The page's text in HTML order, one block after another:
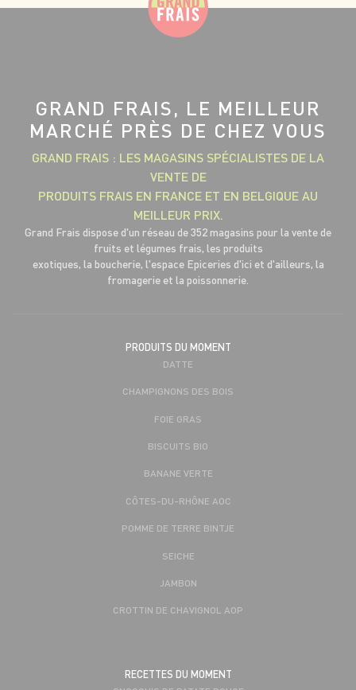
GRAND FRAIS, LE MEILLEUR
MARCHÉ PRÈS DE CHEZ VOUS
GRAND FRAIS : LES MAGASINS SPÉCIALISTES DE LA
VENTE DE
PRODUITS FRAIS EN FRANCE ET EN BELGIQUE AU
MEILLEUR PRIX.
Grand Frais dispose d'un réseau de 352 magasins pour la vente de
fruits et légumes frais, les produits
exotiques, la boucherie, l'espace Epiceries d'ici et d'ailleurs, la
fromagerie et la poissonnerie.
PRODUITS DU MOMENT
DATTE
CHAMPIGNONS DES BOIS
FOIE GRAS
BISCUITS BIO
BANANE VERTE
CÔTES-DU-RHÔNE AOC
POMME DE TERRE BINTJE
SEICHE
JAMBON
CROTTIN DE CHAVIGNOL AOP
RECETTES DU MOMENT